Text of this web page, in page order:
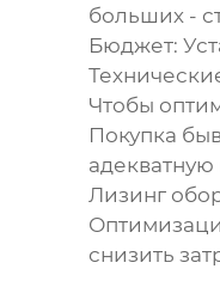
больших -
Бюджет:
Чтобы
Покупка
адекватную
Лизинг
снизить